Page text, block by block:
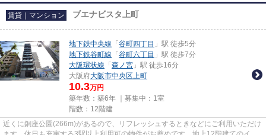
賃貸｜マンション ブエナビスタ上町
地下鉄中央線 「 谷町四丁目 」駅 徒歩5分
地下鉄谷町線 「 谷町六丁目 」駅 徒歩7分
大阪環状線 「 森ノ宮 」駅 徒歩16分
大阪府大阪市中央区上町
10.3万円
築年数：築6年 ｜募集中： 1室
階数：12階建
近くに銅座公園(266m)があるので、リフレッシュするときなどにご利用いただけ